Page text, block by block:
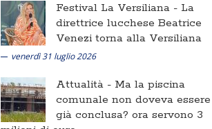
Festival La Versiliana - La
direttrice lucchese Beatrice
Venezi torna alla Versiliana
venerdì 31 luglio 2026
Attualità - Ma la piscina
comunale non doveva essere
già conclusa? ora servono 3